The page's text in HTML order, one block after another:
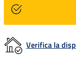
Verifica la